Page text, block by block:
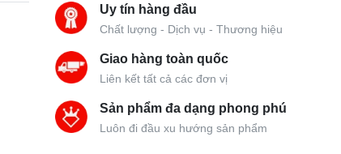
Uy tín hàng đầu
Chất lượng - Dịch vụ - Thương hiệu
Giao hàng toàn quốc
Liên kết tất cả các đơn vị
Sản phẩm đa dạng phong phú
Luôn đi đầu xu hướng sản phẩm